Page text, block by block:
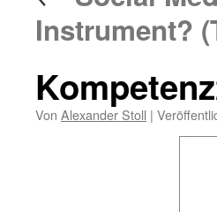
Instrument?
Von Alexander Stoll |